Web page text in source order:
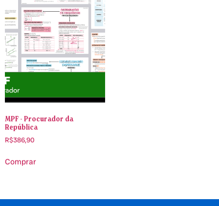
MPF - Procurador da
República
R$386,90
Comprar